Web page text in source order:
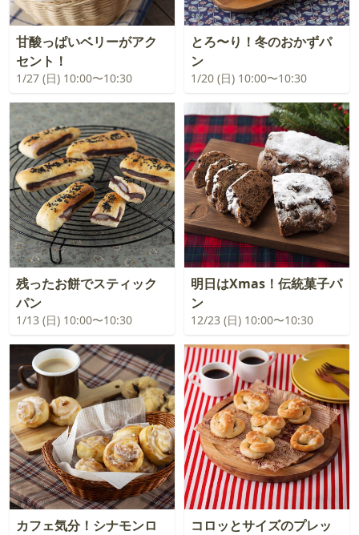
甘酸っぱいベリーがアク
セント！
1/27 (日) 10:00〜10:30
とろ〜り！冬のおかずパ
ン
1/20 (日) 10:00〜10:30
残ったお餅でスティック
パン
1/13 (日) 10:00〜10:30
明日はXmas！伝統菓子パ
ン
12/23 (日) 10:00〜10:30
カフェ気分！シナモンロ
コロッとサイズのプレッ